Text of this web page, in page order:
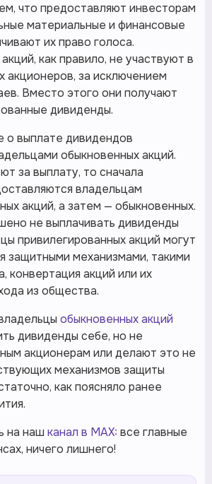
что предоставляют инвесторам
материальные и финансовые
их право голоса.
как правило, не участвуют в
акционеров, за исключением
Вместо этого они получают
дивиденды.
о выплате дивидендов
обыкновенных акций.
за выплату, то сначала
владельцам
акций, а затем — обыкновенных.
не выплачивать дивиденды
привилегированных акций могут
защитными механизмами, такими
конвертация акций или их
из общества.
обыкновенных акций
дивиденды себе, но не
акционерам или делают это не
механизмов защиты
как поясняло ранее
на наш канал в MAX: все главные
ничего лишнего!